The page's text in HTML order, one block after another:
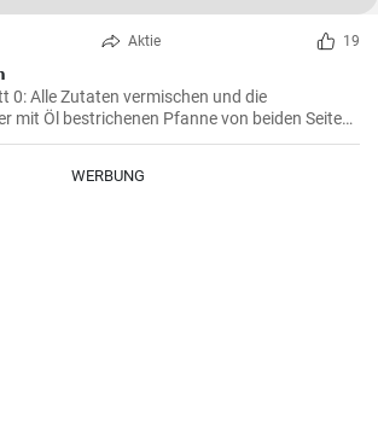
Aktie 19
0: Alle Zutaten vermischen und die
mit Öl bestrichenen Pfanne von beiden Seiten
WERBUNG